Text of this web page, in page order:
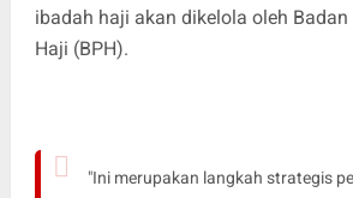
ibadah haji akan dikelola oleh Badan
Haji (BPH).
"Ini merupakan langkah strategis